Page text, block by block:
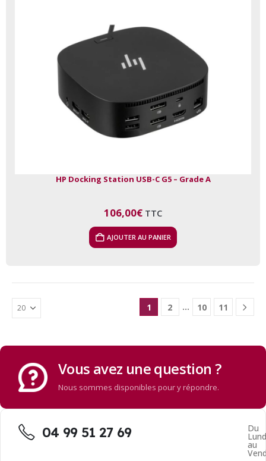
HP Docking Station USB-C G5 – Grade A
106,00€ TTC
AJOUTER AU PANIER
1 2 … 10 11
Vous avez une question ?
Nous sommes disponibles pour y répondre.
04 99 51 27 69 Du
au